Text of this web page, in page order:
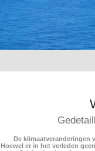
De klimaatveranderingen
Hoewel er in het verleden